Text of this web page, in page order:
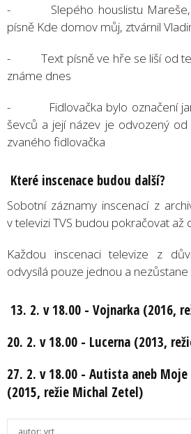
- Slepého houslistu Mareše,
písně Kde domov můj, ztvárnil
- Text písně ve hře se liší od
známe dnes
- Fidlovačka bylo označení
ševců a její název je odvozený
zvaného fidlovačka
Které inscenace budou další?
Sobotní záznamy inscenací z
v televizi TVS budou pokračovat až
Každou inscenaci televize z
odvysílá pouze jednou a nezůstane
13. 2. v 18.00 - Vojnarka (2016,
20. 2. v 18.00 - Lucerna (2013,
27. 2. v 18.00 - Autista aneb Moje
(2015, režie Michal Zetel)
autor: vrt